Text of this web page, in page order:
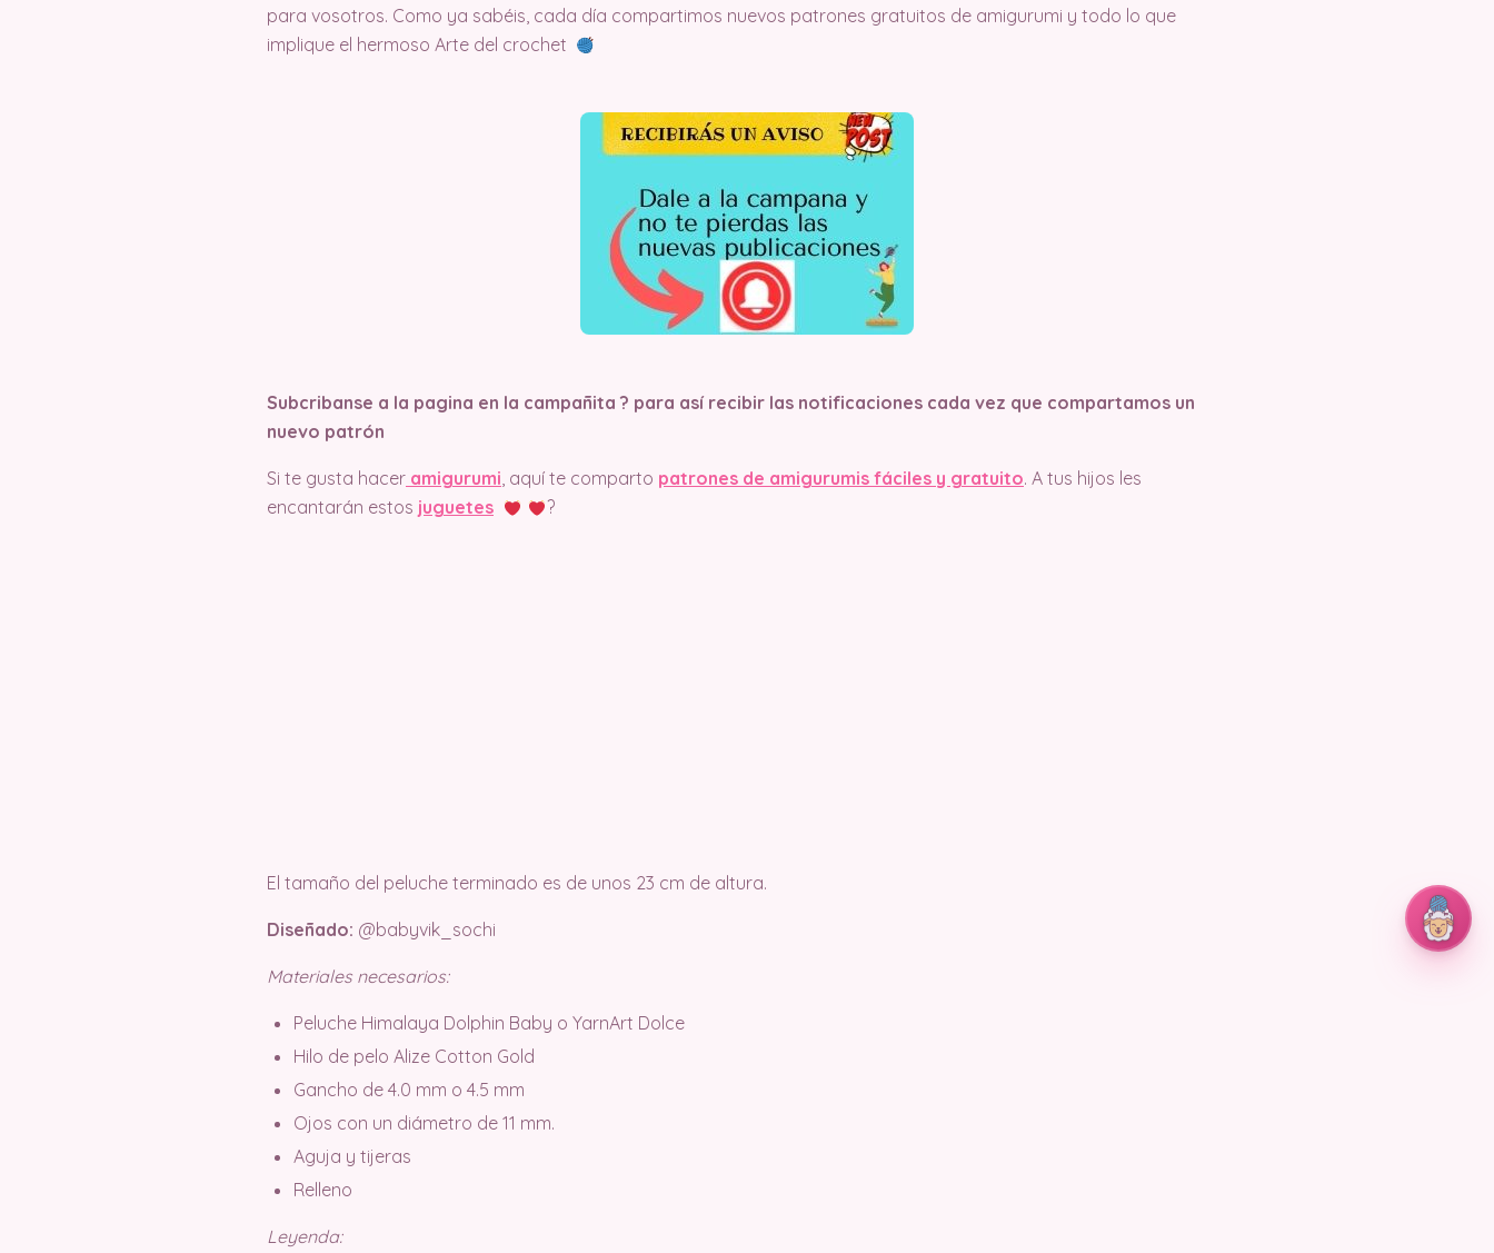
para vosotros. Como ya sabéis, cada día compartimos nuevos patrones gratuitos de amigurumi y todo lo que
implique el hermoso Arte del crochet
Subcribanse a la pagina en la campañita ? para así recibir las notificaciones cada vez que compartamos un
nuevo patrón
Si te gusta hacer amigurumi, aquí te comparto patrones de amigurumis fáciles y gratuito. A tus hijos les
encantarán estos juguetes ?
El tamaño del peluche terminado es de unos 23 cm de altura.
Diseñado: @babyvik_sochi
Materiales necesarios:
Peluche Himalaya Dolphin Baby o YarnArt Dolce
Hilo de pelo Alize Cotton Gold
Gancho de 4.0 mm o 4.5 mm
Ojos con un diámetro de 11 mm.
Aguja y tijeras
Relleno
Leyenda: